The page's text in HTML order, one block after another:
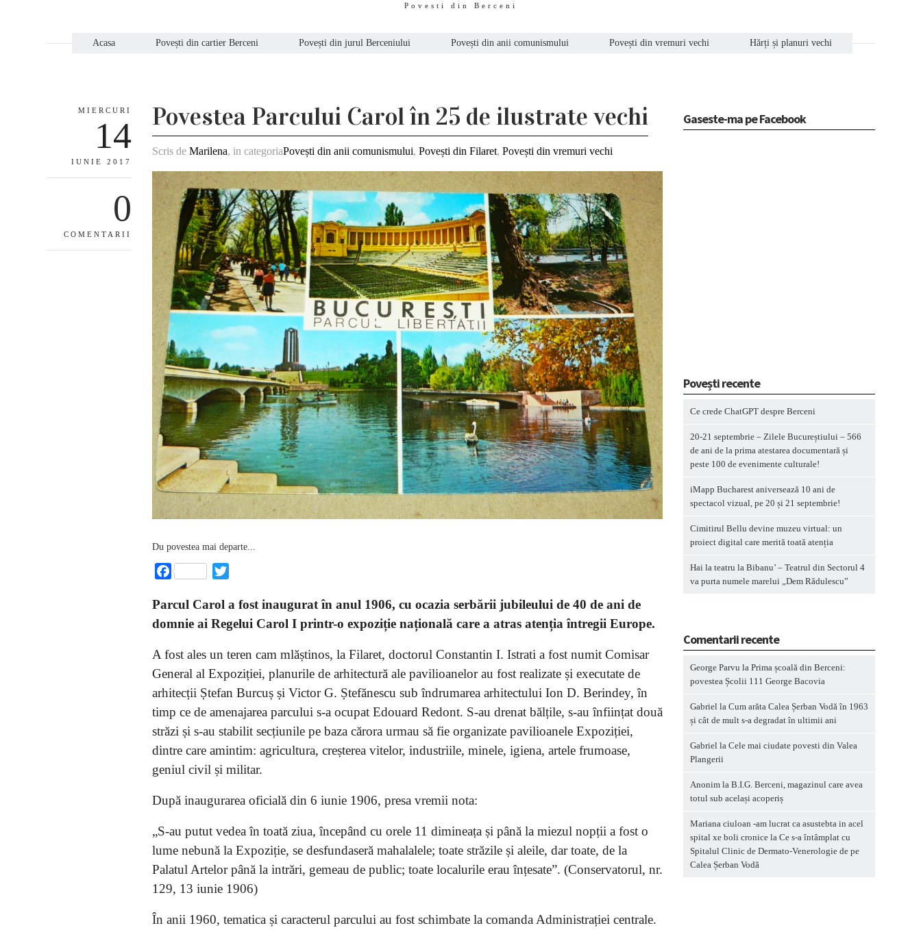
Povesti din Berceni
Acasa Povești din cartier Berceni Povești din jurul Berceniului Povești din anii comunismului Povești din vremuri vechi Hărți și planuri vechi
MIERCURI
14
IUNIE 2017
0
COMENTARII
Povestea Parcului Carol în 25 de ilustrate vechi
Scris deMarilena, in categoriaPovești din anii comunismului,Povești din Filaret,Povești din vremuri vechi
Du povestea mai departe...
Facebook
Parcul Carol a fost inaugurat în anul 1906, cu ocazia serbării jubileului de 40 de ani de
domnie ai Regelui Carol I printr-o expoziție națională care a atras atenția întregii Europe.
A fost ales un teren cam mlăștinos, la Filaret, doctorul Constantin I. Istrati a fost numit Comisar
General al Expoziției, planurile de arhitectură ale pavilioanelor au fost realizate și executate de
arhitecții Ștefan Burcuș și Victor G. Ștefănescu sub îndrumarea arhitectului Ion D. Berindey, în
timp ce de amenajarea parcului s-a ocupat Edouard Redont. S-au drenat bălțile, s-au înființat două
străzi și s-au stabilit secțiunile pe baza cărora urmau să fie organizate pavilioanele Expoziției,
dintre care amintim: agricultura, creșterea vitelor, industriile, minele, igiena, artele frumoase,
geniul civil și militar.
După inaugurarea oficială din 6 iunie 1906, presa vremii nota:
„S-au putut vedea în toată ziua, începând cu orele 11 dimineața și până la miezul nopții a fost o
lume nebună la Expoziție, se desfundaseră mahalalele; toate străzile și aleile, dar toate, de la
Palatul Artelor până la intrări, gemeau de public; toate localurile erau înțesate”. (Conservatorul, nr.
129, 13 iunie 1906)
În anii 1960, tematica și caracterul parcului au fost schimbate la comanda Administrației centrale.
Gaseste-ma pe Facebook
Povești recente
Ce crede ChatGPT despre Berceni
20-21 septembrie – Zilele Bucureștiului – 566
de ani de la prima atestarea documentară și
peste 100 de evenimente culturale!
iMapp Bucharest aniversează 10 ani de
spectacol vizual, pe 20 și 21 septembrie!
Cimitirul Bellu devine muzeu virtual: un
proiect digital care merită toată atenția
Hai la teatru la Bibanu’ – Teatrul din Sectorul 4
va purta numele marelui „Dem Rădulescu”
Comentarii recente
George Parvu la Prima școală din Berceni:
povestea Școlii 111 George Bacovia
Gabriel la Cum arăta Calea Șerban Vodă în 1963
și cât de mult s-a degradat în ultimii ani
Gabriel la Cele mai ciudate povesti din Valea
Plangerii
Anonim la B.I.G. Berceni, magazinul care avea
totul sub același acoperiș
Mariana ciuloan -am lucrat ca asustebta in acel
spital xe boli cronice la Ce s-a întâmplat cu
Spitalul Clinic de Dermato-Venerologie de pe
Calea Șerban Vodă